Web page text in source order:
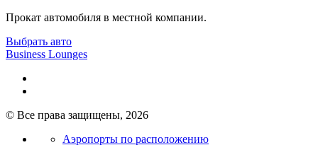
Прокат автомобиля в местной компании.
Выбрать авто
Business Lounges
© Все права защищены, 2026
Аэропорты по расположению